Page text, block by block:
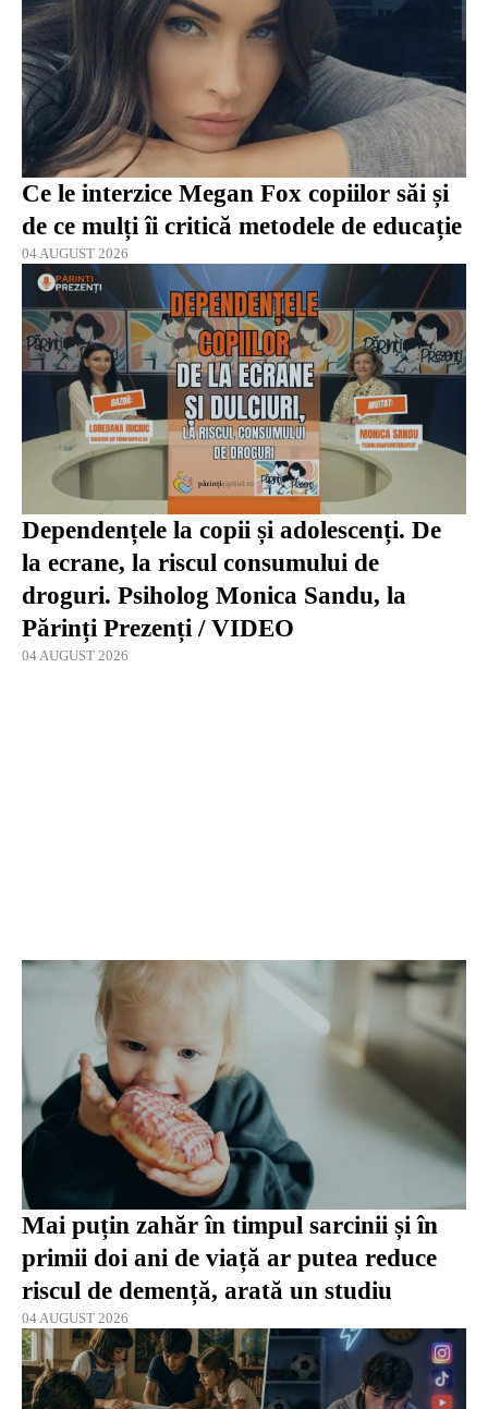
Ce le interzice Megan Fox copiilor săi și
de ce mulți îi critică metodele de educație
04 AUGUST 2026
Dependențele la copii și adolescenți. De
la ecrane, la riscul consumului de
droguri. Psiholog Monica Sandu, la
Părinți Prezenți / VIDEO
04 AUGUST 2026
Mai puțin zahăr în timpul sarcinii și în
primii doi ani de viață ar putea reduce
riscul de demență, arată un studiu
04 AUGUST 2026